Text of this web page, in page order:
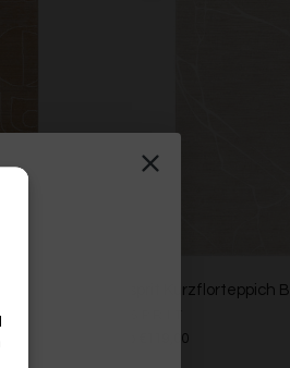
Esprit Kurzflorteppich
Ab €119,00